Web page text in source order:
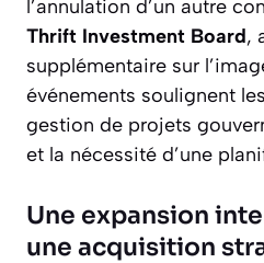
l’annulation d’un autre
Thrift Investment Board,
supplémentaire sur
événements soulignent
gestion de projets
et la nécessité d’une
Une expansion
une acquisition